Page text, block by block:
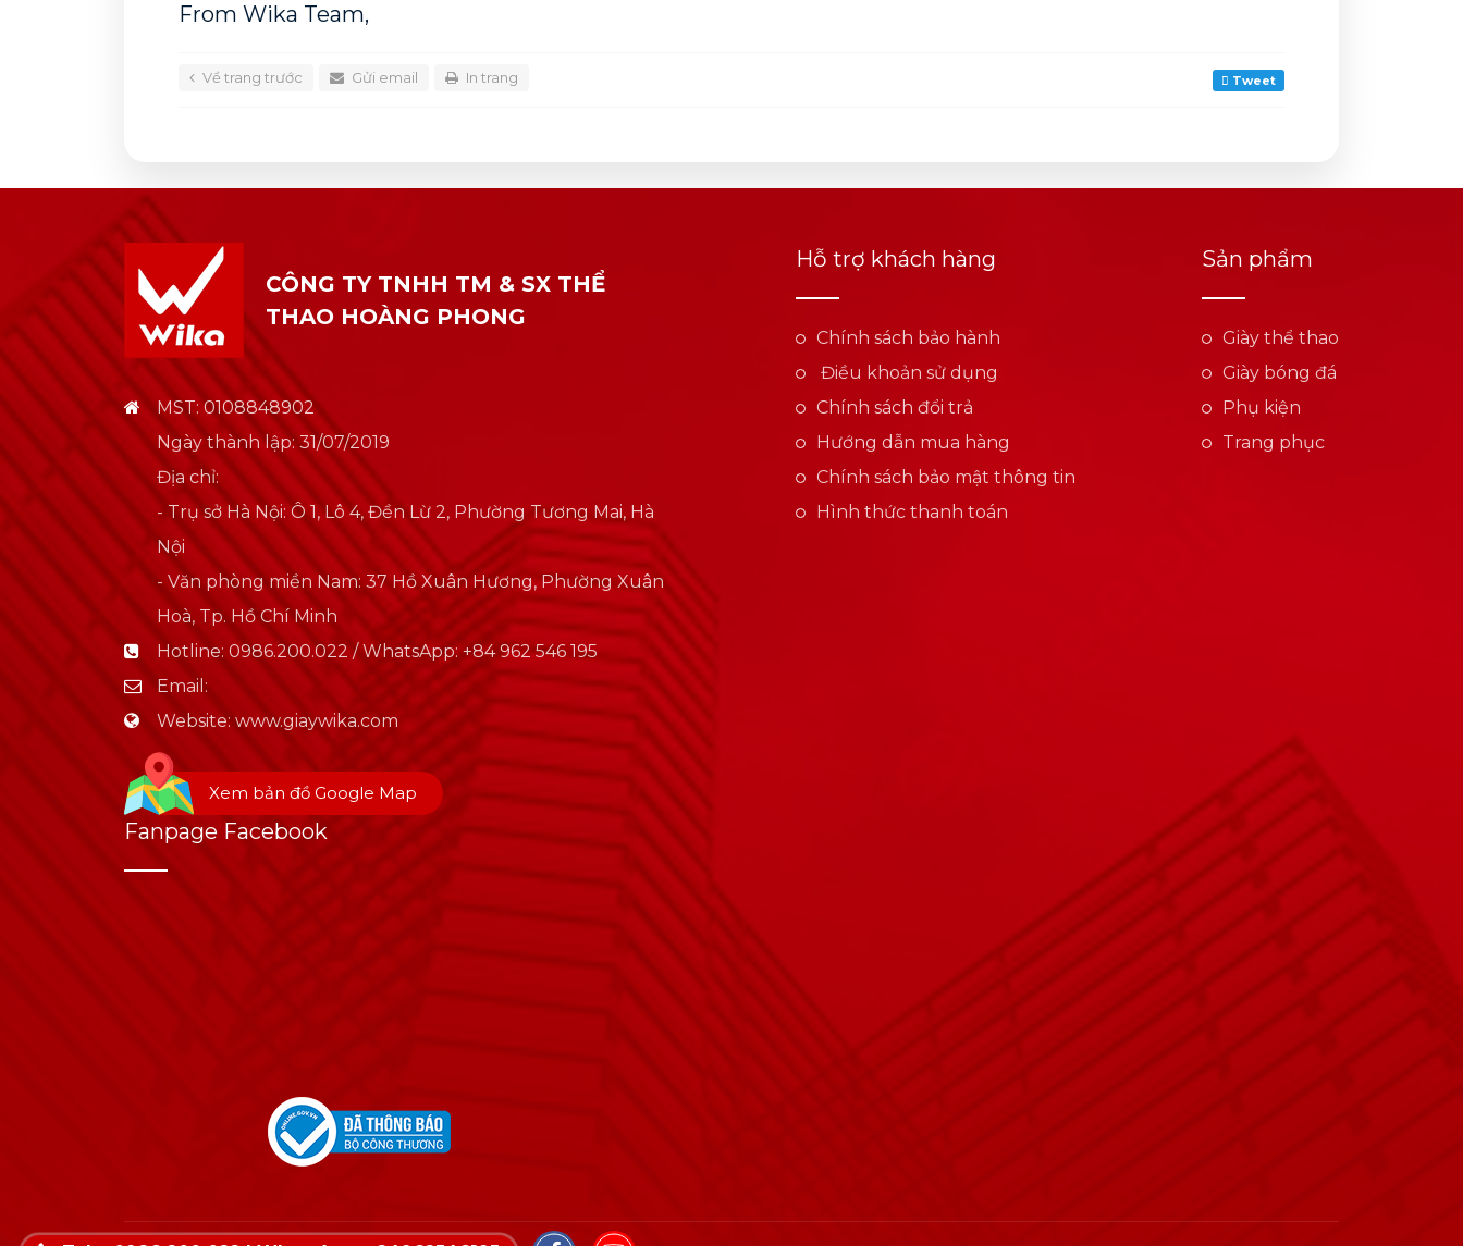
From Wika Team,
Về trang trước Gửi email In trang Tweet
CÔNG TY TNHH TM & SX THỂ
THAO HOÀNG PHONG
MST: 0108848902
Ngày thành lập: 31/07/2019
Địa chỉ:
- Trụ sở Hà Nội: Ô 1, Lô 4, Đền Lừ 2, Phường Tương Mai, Hà
Nội
- Văn phòng miền Nam: 37 Hồ Xuân Hương, Phường Xuân
Hoà, Tp. Hồ Chí Minh
Hotline: 0986.200.022 / WhatsApp: +84 962 546 195
Email:
Website: www.giaywika.com
Xem bản đồ Google Map
Hỗ trợ khách hàng
Chính sách bảo hành
Điều khoản sử dụng
Chính sách đổi trả
Hướng dẫn mua hàng
Chính sách bảo mật thông tin
Hình thức thanh toán
Sản phẩm
Giày thể thao
Giày bóng đá
Phụ kiện
Trang phục
Fanpage Facebook